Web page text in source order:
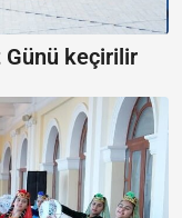
Günü keçirilir